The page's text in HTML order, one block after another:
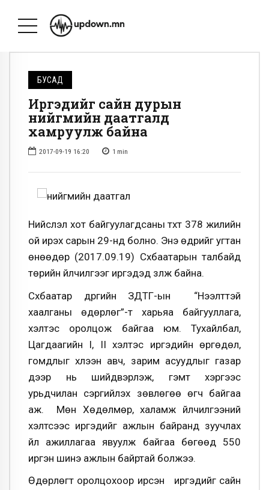
БУСАД
Иргэдийг сайн дурын
нийгмийн даатгалд
хамруулж байна
2017-09-19 16:20 1 min
Нийслэл хот байгуулагдсаны түүхт 378 жилийн
ой ирэх сарын 29-нд болно. Энэ өдрийг угтан
өнөөдөр (2017.09.19) Сүхбаатарын талбайд
төрийн үйлчилгээг иргэдэд үзүүлж байна.
Сүхбаатар дүүргийн ЗДТГ-ын “Нээлттэй
хаалганы өдөрлөг”-т харьяа байгууллага,
хэлтэс оролцож байгаа юм. Тухайлбал,
Цагдаагийн I, II хэлтэс иргэдийн өргөдөл,
гомдлыг хүлээн авч, зарим асуудлыг газар
дээр нь шийдвэрлэж, гэмт хэргээс
урьдчилан сэргийлэх зөвлөгөө өгч байгаа
аж. Мөн Хөдөлмөр, халамж үйлчилгээний
хэлтсээс иргэдийг ажлын байранд зуучлах
үйл ажиллагаа явуулж байгаа бөгөөд 550
иргэн шинэ ажлын байртай болжээ.
Өдөрлөгт оролцохоор ирсэн иргэдийг сайн